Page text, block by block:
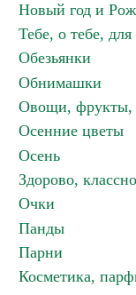
Новый год и
Тебе, о тебе, для
Обезьянки
Обнимашки
Овощи, фрукты,
Осенние цветы
Осень
Здорово,
Очки
Панды
Парни
Косметика,